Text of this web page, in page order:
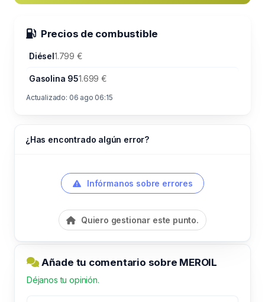
Precios de combustible
Diésel1.799 €
Gasolina 951.699 €
Actualizado: 06 ago 06:15
¿Has encontrado algún error?
Infórmanos sobre errores
Quiero gestionar este punto.
Añade tu comentario sobre MEROIL
Déjanos tu opinión.